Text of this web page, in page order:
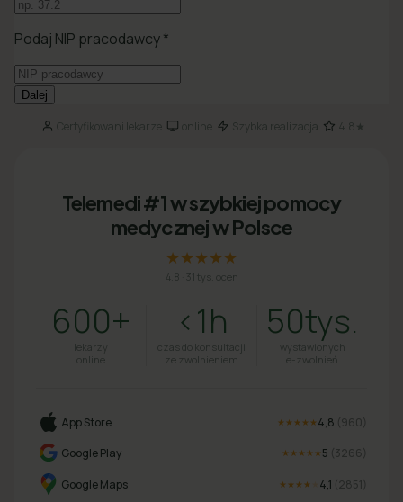
Certyfikowani lekarze· online· Szybka realizacja 4.8★
Telemedi #1 w szybkiej pomocy
medycznej w Polsce
★★★★★
4.8 31 tys. ocen
600+
lekarzy
online
<1h
czas do konsultacji
ze zwolnieniem
50tys.
wystawionych
e-zwolnień
App Store ★★★★★ 4,8 (960
Google Play
★★★★★ 5 (3266
Google Maps ★★★★ 4,1 (2851